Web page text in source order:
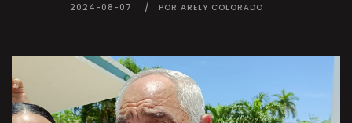
2024-08-07 POR ARELY COLORADO